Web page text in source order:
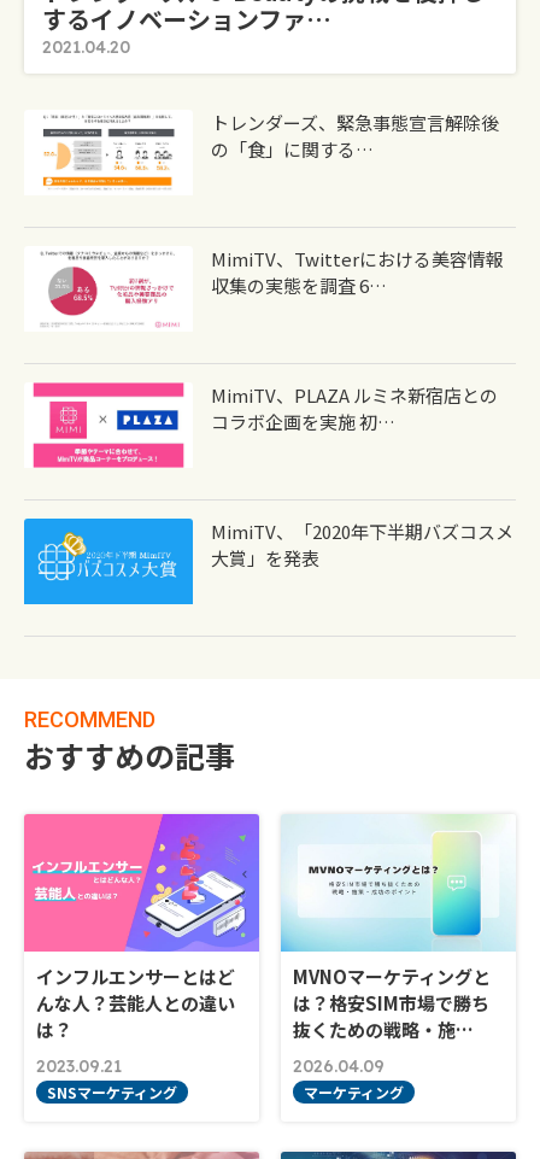
するイノベーションファ…
2021.04.20
トレンダーズ、緊急事態宣言解除後
の「食」に関する…
MimiTV、Twitterにおける美容情報
収集の実態を調査 6…
MimiTV、PLAZA ルミネ新宿店との
コラボ企画を実施 初…
MimiTV、「2020年下半期バズコスメ
大賞」を発表
RECOMMEND
おすすめの記事
インフルエンサーとはど
んな人？芸能人との違い
は？
2023.09.21
SNSマーケティング
MVNOマーケティングと
は？格安SIM市場で勝ち
抜くための戦略・施…
2026.04.09
マーケティング